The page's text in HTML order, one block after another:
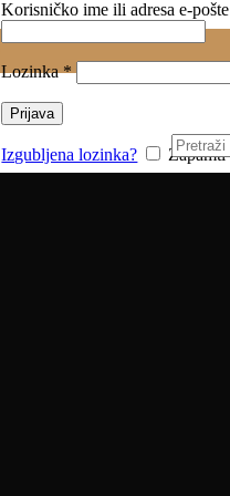
Korisničko ime ili adresa e-pošte
Lozinka*Obavezno
Prijava
Izgubljena lozinka? Zapamti